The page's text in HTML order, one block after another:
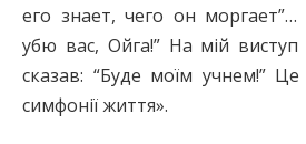
его знает, чего он моргает”…
убю вас, Ойга!” На мій
сказав: “Буде моїм учнем!”
симфонії життя».